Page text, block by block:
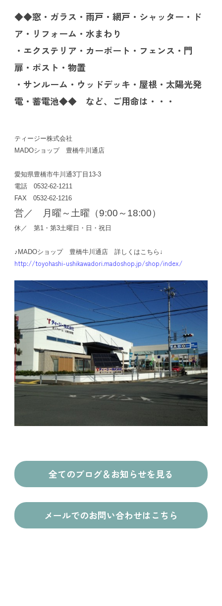
◆◆窓・ガラス・雨戸・網戸・シャッター・ド
ア・リフォーム・水まわり
・エクステリア・カーポート・フェンス・門
扉・ポスト・物置
・サンルーム・ウッドデッキ・屋根・太陽光発
電・蓄電池◆◆ など、ご用命は・・・
ティージー株式会社
MADOショップ 豊橋牛川通店
愛知県豊橋市牛川通3丁目13-3
電話 0532-62-1211
FAX 0532-62-1216
営／ 月曜～土曜（9:00～18:00）
休／ 第1・第3土曜日・日・祝日
♪MADOショップ 豊橋牛川通店 詳しくはこちら↓
http://toyohashi-ushikawadori.madoshop.jp/shop/index/
全てのブログ＆お知らせを見る
メールでのお問い合わせはこちら